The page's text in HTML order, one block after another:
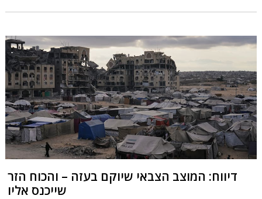
דיווח: המוצב הצבאי שיוקם בעזה – והכוח הזר
שייכנס אליו